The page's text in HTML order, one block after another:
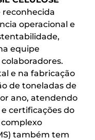
reconhecida
operacional e
equipe
e na fabricação
de toneladas de
ano, atendendo
certificações do
também tem